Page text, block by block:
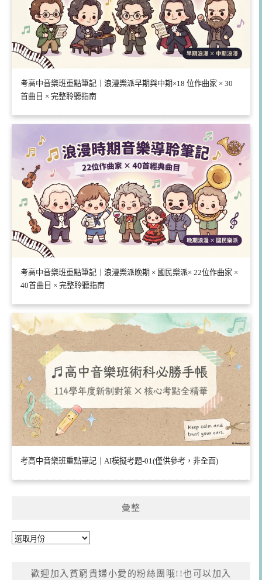
考高中音樂班重點筆記｜浪漫樂派早期與中期×18 位作曲家 × 30
首曲目 × 完整聆聽指南
考高中音樂班重點筆記｜浪漫樂派晚期 × 國民樂派× 22位作曲家 ×
40首曲目 × 完整聆聽指南
考高中音樂班重點筆記｜AI模擬考題-01(僅供參考，非全面)
彙整
彙
歡迎加入貧窮貴婦小愛的粉絲團哦!!也可以加入